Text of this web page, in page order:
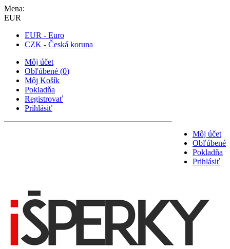
Mena:
EUR
EUR - Euro
CZK - Česká koruna
Môj účet
Obľúbené (0)
Môj Košík
Pokladňa
Registrovať
Prihlásiť
Môj účet
Obľúbené
Pokladňa
Prihlásiť